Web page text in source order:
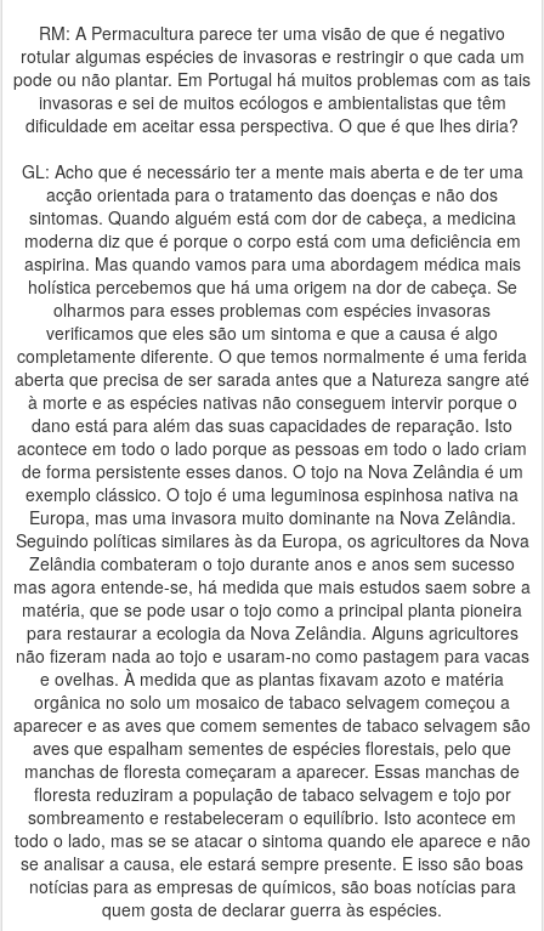
RM: A Permacultura parece ter uma visão de que é negativo
rotular algumas espécies de invasoras e restringir o que cada um
pode ou não plantar. Em Portugal há muitos problemas com as tais
invasoras e sei de muitos ecólogos e ambientalistas que têm
dificuldade em aceitar essa perspectiva. O que é que lhes diria?
GL: Acho que é necessário ter a mente mais aberta e de ter uma
acção orientada para o tratamento das doenças e não dos
sintomas. Quando alguém está com dor de cabeça, a medicina
moderna diz que é porque o corpo está com uma deficiência em
aspirina. Mas quando vamos para uma abordagem médica mais
holística percebemos que há uma origem na dor de cabeça. Se
olharmos para esses problemas com espécies invasoras
verificamos que eles são um sintoma e que a causa é algo
completamente diferente. O que temos normalmente é uma ferida
aberta que precisa de ser sarada antes que a Natureza sangre até
à morte e as espécies nativas não conseguem intervir porque o
dano está para além das suas capacidades de reparação. Isto
acontece em todo o lado porque as pessoas em todo o lado criam
de forma persistente esses danos. O tojo na Nova Zelândia é um
exemplo clássico. O tojo é uma leguminosa espinhosa nativa na
Europa, mas uma invasora muito dominante na Nova Zelândia.
Seguindo políticas similares às da Europa, os agricultores da Nova
Zelândia combateram o tojo durante anos e anos sem sucesso
mas agora entende-se, há medida que mais estudos saem sobre a
matéria, que se pode usar o tojo como a principal planta pioneira
para restaurar a ecologia da Nova Zelândia. Alguns agricultores
não fizeram nada ao tojo e usaram-no como pastagem para vacas
e ovelhas. À medida que as plantas fixavam azoto e matéria
orgânica no solo um mosaico de tabaco selvagem começou a
aparecer e as aves que comem sementes de tabaco selvagem são
aves que espalham sementes de espécies florestais, pelo que
manchas de floresta começaram a aparecer. Essas manchas de
floresta reduziram a população de tabaco selvagem e tojo por
sombreamento e restabeleceram o equilíbrio. Isto acontece em
todo o lado, mas se se atacar o sintoma quando ele aparece e não
se analisar a causa, ele estará sempre presente. E isso são boas
notícias para as empresas de químicos, são boas notícias para
quem gosta de declarar guerra às espécies.